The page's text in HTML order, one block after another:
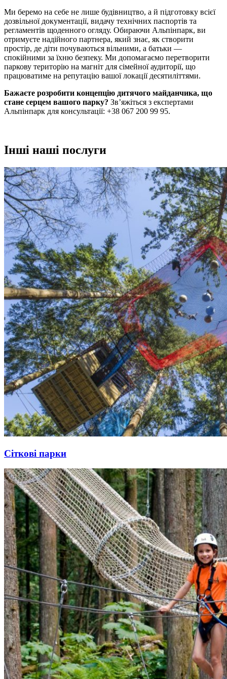
Ми беремо на себе не лише будівництво, а й підготовку всієї
дозвільної документації, видачу технічних паспортів та
регламентів щоденного огляду. Обираючи Альпінпарк, ви
отримуєте надійного партнера, який знає, як створити
простір, де діти почуваються вільними, а батьки —
спокійними за їхню безпеку. Ми допомагаємо перетворити
паркову територію на магніт для сімейної аудиторії, що
працюватиме на репутацію вашої локації десятиліттями.
Бажаєте розробити концепцію дитячого майданчика, що
стане серцем вашого парку? Зв’яжіться з експертами
Альпінпарк для консультації: +38 067 200 99 95.
Інші наші послуги
Сіткові парки